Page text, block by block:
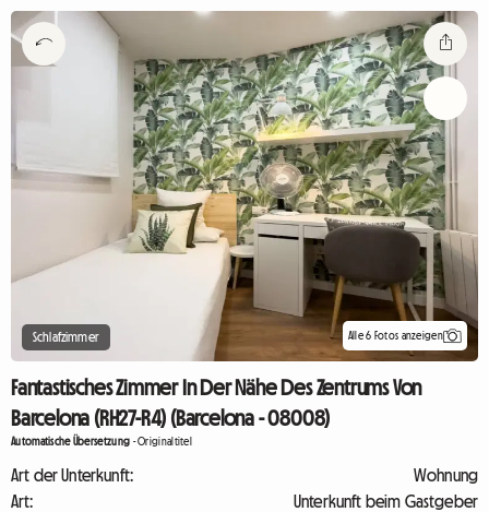
Schlafzimmer Alle 6 Fotos anzeigen
Fantastisches Zimmer In Der Nähe Des Zentrums Von
Barcelona (RH27-R4) (Barcelona - 08008)
Automatische Übersetzung -Originaltitel
Art der Unterkunft:
Wohnung
Art:
Unterkunft beim Gastgeber